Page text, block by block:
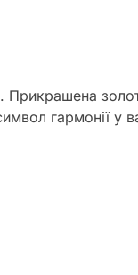
Прикрашена
гармонії у